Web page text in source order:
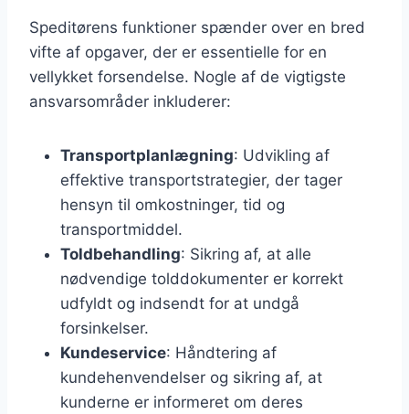
Speditørens funktioner spænder over en bred
vifte af opgaver, der er essentielle for en
vellykket forsendelse. Nogle af de vigtigste
ansvarsområder inkluderer:
Transportplanlægning: Udvikling af
effektive transportstrategier, der tager
hensyn til omkostninger, tid og
transportmiddel.
Toldbehandling: Sikring af, at alle
nødvendige tolddokumenter er korrekt
udfyldt og indsendt for at undgå
forsinkelser.
Kundeservice: Håndtering af
kundehenvendelser og sikring af, at
kunderne er informeret om deres